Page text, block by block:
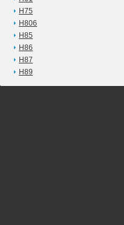
H75
H806
H85
H86
H87
H89